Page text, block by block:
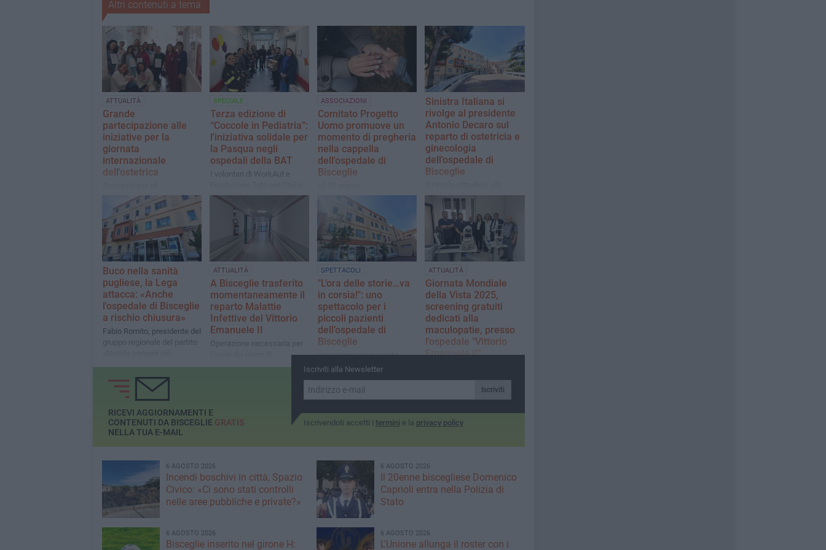
Altri contenuti a tema
ATTUALITÀ
Grande
partecipazione alle
iniziative per la
giornata
internazionale
dell'ostetrica
appuntamenti promossi
dall'Asl Bt a Bisceglie,
Andria e Barletta
SPECIALE
Terza edizione di
“Coccole in Pediatria”:
l'iniziativa solidale per
la Pasqua negli
ospedali della BAT
I volontari di WorkAut e
donano dolci ovetti pasquali
ai piccoli pazienti
ASSOCIAZIONI
Comitato Progetto
Uomo promuove un
momento di pregheria
nella cappella
dell'ospedale di
Bisceglie
cristianamente, si ricorda il
concepimento del Figlio di
Dio. Ogni vita umana va
tutelata dal suo inizio»
Sinistra Italiana si
rivolge al presidente
Antonio Decaro sul
reparto di ostetricia e
ginecologia
dell'ospedale di
Bisceglie
impedisca che i problemi di
organizzazione del Dimiccoli
di Barletta abbiano effetti
sul presidio biscegliese»
Buco nella sanità
pugliese, la Lega
attacca: «Anche
l'ospedale di Bisceglie
a rischio chiusura»
Fabio Romito, presidente del
gruppo regionale del partito:
Barletta e Andria»
ATTUALITÀ
A Bisceglie trasferito
momentaneamente il
reparto Malattie
Infettive del Vittorio
Emanuele II
Operazione necessaria per
riqualificazione
SPETTACOLI
"L’ora delle storie…va
in corsia!": uno
spettacolo per i
piccoli pazienti
dell’ospedale di
Bisceglie
Appuntamento previsto
domani, sabato 18 ottobre
ATTUALITÀ
Giornata Mondiale
della Vista 2025,
screening gratuiti
dedicati alla
maculopatie, presso
l'ospedale "Vittorio
Emanuele II"
Iscriviti alla Newsletter
Iscriviti
Iscrivendoti accetti i termini e la privacy policy
RICEVI AGGIORNAMENTI E
CONTENUTI DA BISCEGLIE GRATIS
NELLA TUA E-MAIL
6 AGOSTO 2026
Incendi boschivi in città, Spazio
Civico: «Ci sono stati controlli
nelle aree pubbliche e private?»
6 AGOSTO 2026
Il 20enne biscegliese Domenico
Caprioli entra nella Polizia di
Stato
6 AGOSTO 2026
Bisceglie inserito nel girone H:
6 AGOSTO 2026
L'Unione allunga il roster con i